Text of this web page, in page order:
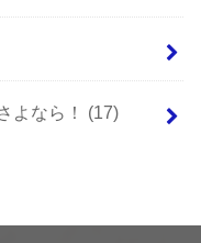
よなら！ (17)